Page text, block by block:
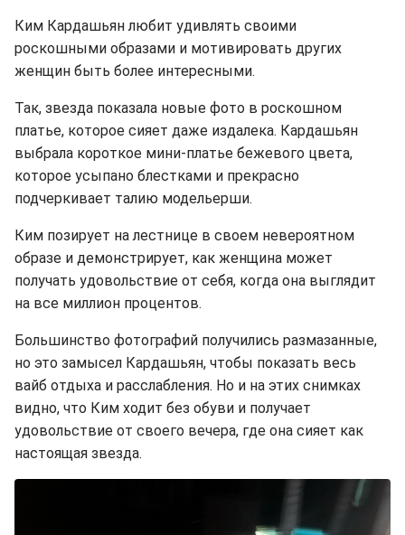
Ким Кардашьян любит удивлять своими
роскошными образами и мотивировать других
женщин быть более интересными.
Так, звезда показала новые фото в роскошном
платье, которое сияет даже издалека. Кардашьян
выбрала короткое мини-платье бежевого цвета,
которое усыпано блестками и прекрасно
подчеркивает талию модельерши.
Ким позирует на лестнице в своем невероятном
образе и демонстрирует, как женщина может
получать удовольствие от себя, когда она выглядит
на все миллион процентов.
Большинство фотографий получились размазанные,
но это замысел Кардашьян, чтобы показать весь
вайб отдыха и расслабления. Но и на этих снимках
видно, что Ким ходит без обуви и получает
удовольствие от своего вечера, где она сияет как
настоящая звезда.